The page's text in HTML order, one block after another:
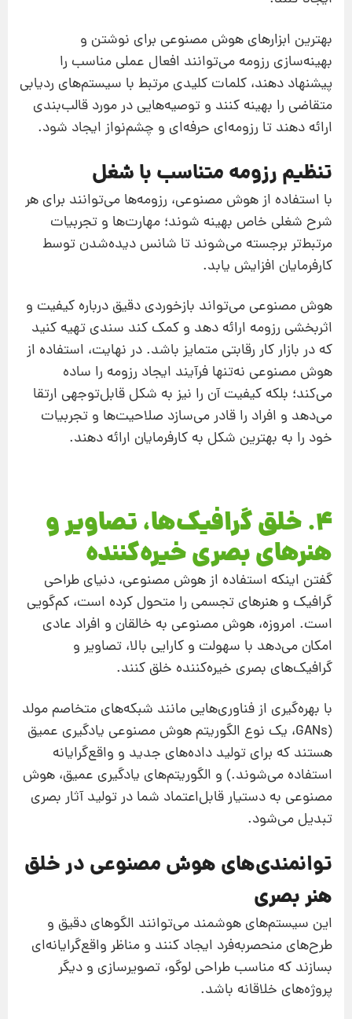
بهترین ابزارهای هوش مصنوعی برای نوشتن و
بهینه‌سازی رزومه می‌توانند افعال عملی مناسب را
پیشنهاد دهند، کلمات کلیدی مرتبط با سیستم‌های ردیابی
متقاضی را بهینه کنند و توصیه‌هایی در مورد قالب‌بندی
ارائه دهند تا رزومه‌ای حرفه‌ای و چشم‌نواز ایجاد شود.
تنظیم رزومه متناسب با شغل
با استفاده از هوش مصنوعی، رزومه‌ها می‌توانند برای هر
شرح شغلی خاص بهینه شوند؛ مهارت‌ها و تجربیات
مرتبط‌تر برجسته می‌شوند تا شانس دیده‌شدن توسط
کارفرمایان افزایش یابد.
هوش مصنوعی می‌تواند بازخوردی دقیق درباره کیفیت و
اثربخشی رزومه ارائه دهد و کمک کند سندی تهیه کنید
که در بازار کار رقابتی متمایز باشد. در نهایت، استفاده از
هوش مصنوعی نه‌تنها فرآیند ایجاد رزومه را ساده
می‌کند؛ بلکه کیفیت آن را نیز به شکل قابل‌توجهی ارتقا
می‌دهد و افراد را قادر می‌سازد صلاحیت‌ها و تجربیات
خود را به بهترین شکل به کارفرمایان ارائه دهند.
4. خلق گرافیک‌ها، تصاویر و
هنرهای بصری خیره‌کننده
گفتن اینکه استفاده از هوش مصنوعی، دنیای طراحی
گرافیک و هنرهای تجسمی را متحول کرده است، کم‌گویی
است. امروزه، هوش مصنوعی به خالقان و افراد عادی
امکان می‌دهد با سهولت و کارایی بالا، تصاویر و
گرافیک‌های بصری خیره‌کننده خلق کنند.
با بهره‌گیری از فناوری‌هایی مانند شبکه‌های متخاصم مولد
(GANs، یک نوع الگوریتم هوش مصنوعی یادگیری عمیق
هستند که برای تولید داده‌های جدید و واقع‌گرایانه
استفاده می‌شوند.) و الگوریتم‌های یادگیری عمیق، هوش
مصنوعی به دستیار قابل‌اعتماد شما در تولید آثار بصری
تبدیل می‌شود.
توانمندی‌های هوش مصنوعی در خلق
هنر بصری
این سیستم‌های هوشمند می‌توانند الگوهای دقیق و
طرح‌های منحصربه‌فرد ایجاد کنند و مناظر واقع‌گرایانه‌ای
بسازند که مناسب طراحی لوگو، تصویرسازی و دیگر
پروژه‌های خلاقانه باشد.